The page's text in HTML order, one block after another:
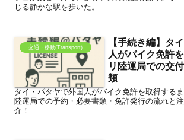
じる静かな駅を歩いた。
交通・移動(Transport)
【手続き編】タ
人がバイク免許
リ陸運局での交
類
タイ・パタヤで外国人がバイク免許を取得するま
陸運局での予約・必要書類・免許発行の流れと
介！